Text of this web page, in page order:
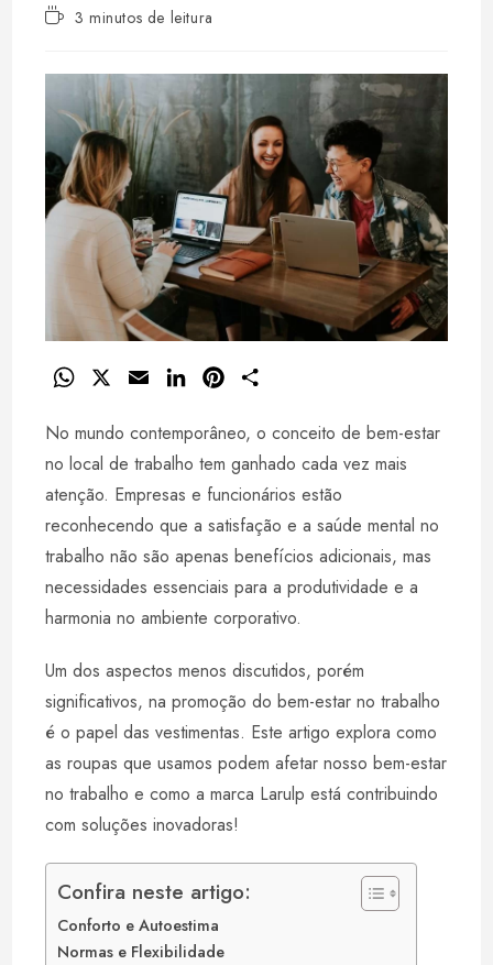
do
post:
Tempo3 minutos de leitura
W
a
t
s
A
p
a
i
l
n
k
e
d
I
n
t
e
r
e
a
r
e
No mundo contemporâneo, o conceito de bem-estar
no local de trabalho tem ganhado cada vez mais
atenção. Empresas e funcionários estão
reconhecendo que a satisfação e a saúde mental no
trabalho não são apenas benefícios adicionais, mas
necessidades essenciais para a produtividade e a
harmonia no ambiente corporativo.
Um dos aspectos menos discutidos, porém
significativos, na promoção do bem-estar no trabalho
é o papel das vestimentas. Este artigo explora como
as roupas que usamos podem afetar nosso bem-estar
no trabalho e como a marca Larulp está contribuindo
com soluções inovadoras!
Confira neste artigo:
Conforto e Autoestima
Normas e Flexibilidade